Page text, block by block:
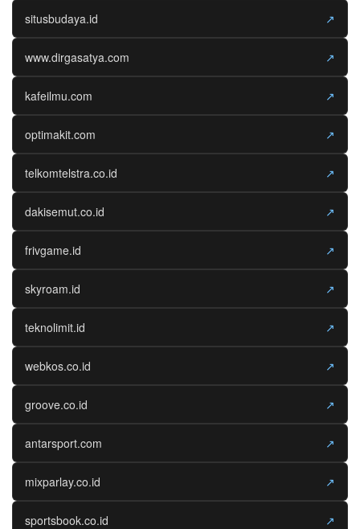
situsbudaya.id ↗
www.dirgasatya.com ↗
kafeilmu.com ↗
optimakit.com ↗
telkomtelstra.co.id ↗
dakisemut.co.id ↗
frivgame.id ↗
skyroam.id ↗
teknolimit.id ↗
webkos.co.id ↗
groove.co.id ↗
antarsport.com ↗
mixparlay.co.id ↗
sportsbook.co.id ↗